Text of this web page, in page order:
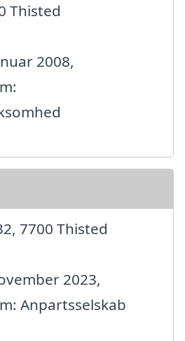
Thisted
2008,
7700 Thisted
2023,
Anpartsselskab